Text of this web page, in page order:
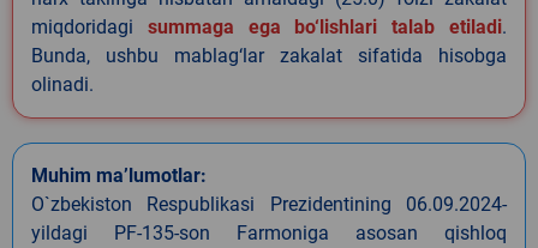
miqdoridagi summaga ega bo‘lishlari talab etiladi.
Bunda, ushbu mablag‘lar zakalat sifatida hisobga
olinadi.
Muhim ma’lumotlar:
O`zbekiston Respublikasi Prezidentining 06.09.2024-
yildagi PF-135-son Farmoniga asosan qishloq